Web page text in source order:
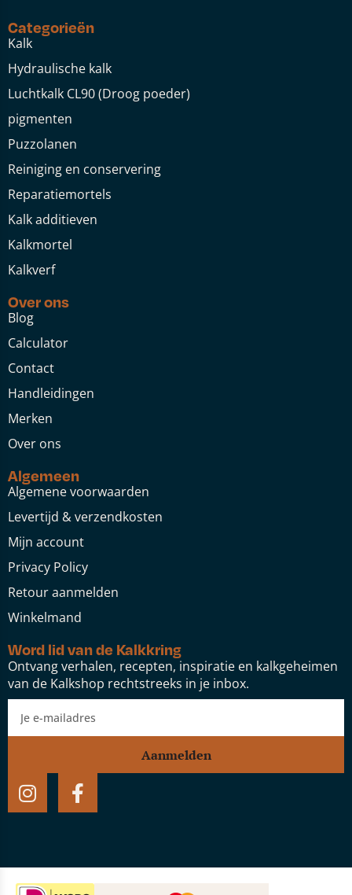
Categorieën
Kalk
Hydraulische kalk
Luchtkalk CL90 (Droog poeder)
pigmenten
Puzzolanen
Reiniging en conservering
Reparatiemortels
Kalk additieven
Kalkmortel
Kalkverf
Over ons
Blog
Calculator
Contact
Handleidingen
Merken
Over ons
Algemeen
Algemene voorwaarden
Levertijd & verzendkosten
Mijn account
Privacy Policy
Retour aanmelden
Winkelmand
Word lid van de Kalkkring
Ontvang verhalen, recepten, inspiratie en kalkgeheimen
van de Kalkshop rechtstreeks in je inbox.
Aanmelden